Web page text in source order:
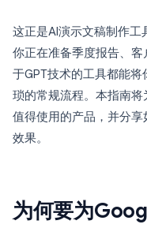
这正是AI演示文稿制作
你正在准备季度报告、
于GPT技术的工具都能
琐的常规流程。本指南
值得使用的产品，并分
效果。
为何要为